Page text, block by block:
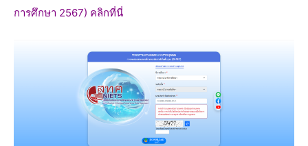
การศึกษา 2567) คลิกที่นี่